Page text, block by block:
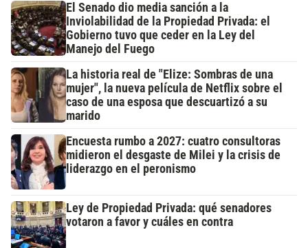
El Senado dio media sanción a la
Inviolabilidad de la Propiedad Privada: el
Gobierno tuvo que ceder en la Ley del
Manejo del Fuego
La historia real de "Elize: Sombras de una
mujer", la nueva película de Netflix sobre el
caso de una esposa que descuartizó a su
marido
Encuesta rumbo a 2027: cuatro consultoras
midieron el desgaste de Milei y la crisis de
liderazgo en el peronismo
Ley de Propiedad Privada: qué senadores
votaron a favor y cuáles en contra